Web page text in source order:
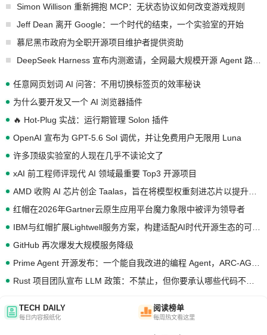
Simon Willison 重新拥抱 MCP：无状态协议如何改变游戏规则
Jeff Dean 离开 Google：一个时代的结束，一个实验室的开始
慕尼黑市政府为全职开源项目维护者提供资助
任意网页划词 AI 问答：不用切换标签页的效率秘诀
为什么要开发又一个 AI 浏览器插件
🔥 Hot-Plug 实战：运行期管理 Solon 插件
OpenAI 宣布为 GPT-5.6 Sol 调优，并让免费用户无限用 Luna
许多顶级实验室的人现在几乎不读论文了
xAI 前工程师评现代 AI 领域最重要 Top3 开源项目
红帽在2026年Gartner云原生应用平台魔力象限中被评为领导者
GitHub 再次爆发大规模服务降级
TECH DAILY
每日内容报纸化
阅读榜单
每周热文看这里